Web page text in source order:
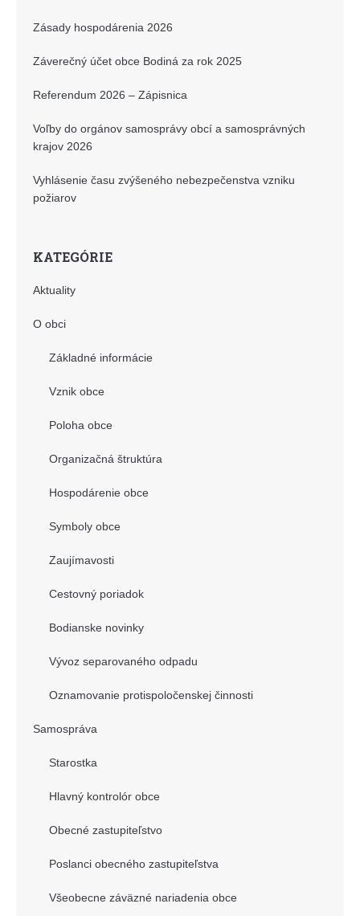
Zásady hospodárenia 2026
Záverečný účet obce Bodiná za rok 2025
Referendum 2026 – Zápisnica
Voľby do orgánov samosprávy obcí a samosprávných
krajov 2026
Vyhlásenie času zvýšeného nebezpečenstva vzniku
požiarov
KATEGÓRIE
Aktuality
O obci
Základné informácie
Vznik obce
Poloha obce
Organizačná štruktúra
Hospodárenie obce
Symboly obce
Zaujímavosti
Cestovný poriadok
Bodianske novinky
Vývoz separovaného odpadu
Oznamovanie protispoločenskej činnosti
Samospráva
Starostka
Hlavný kontrolór obce
Obecné zastupiteľstvo
Poslanci obecného zastupiteľstva
Všeobecne záväzné nariadenia obce